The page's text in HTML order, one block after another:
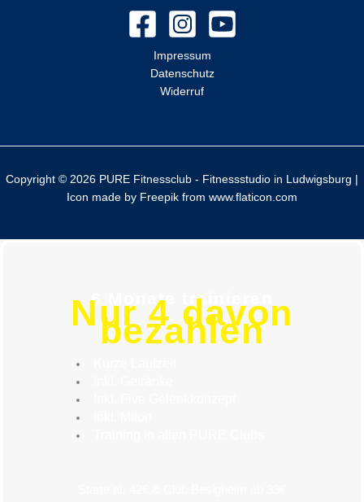
Impressum
Datenschutz
Widerruf
Copyright © 2026 PURE Fitnessclub - Fitnessstudio in Ludwigsburg |
Icon made by Freepik from www.flaticon.com
6 Monate trainieren
Nur 4 davon
bezahlen